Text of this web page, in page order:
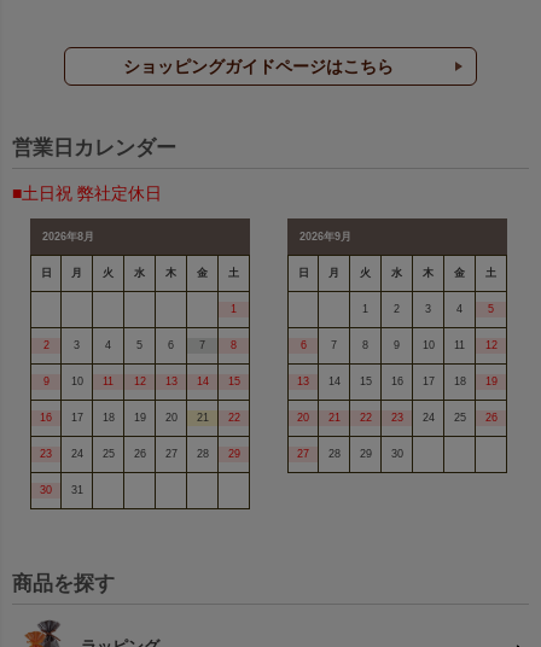
ショッピングガイドページはこちら
営業日カレンダー
■土日祝 弊社定休日
2026年8月
日 月 火 水 木 金 土
1
2 3 4 5 6 7 8
9 10 11 12 13 14 15
16 17 18 19 20 21 22
23 24 25 26 27 28 29
30 31
2026年9月
日 月 火 水 木 金 土
1 2 3 4 5
6 7 8 9 10 11 12
13 14 15 16 17 18 19
20 21 22 23 24 25 26
27 28 29 30
商品を探す